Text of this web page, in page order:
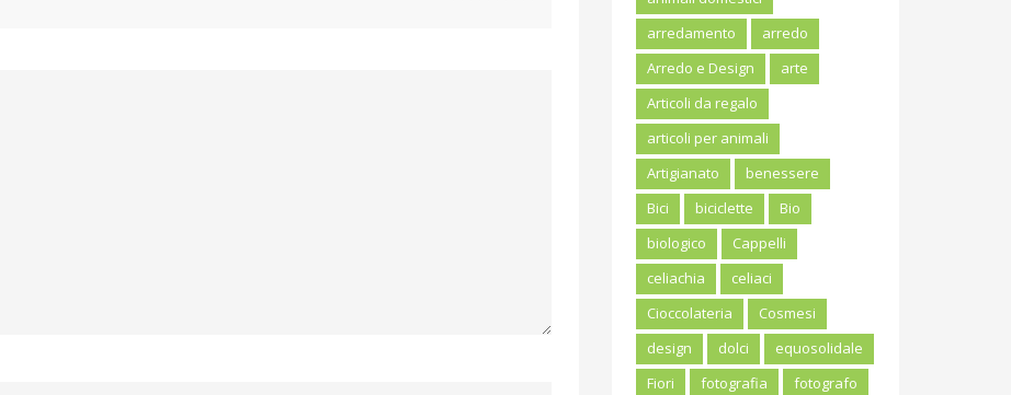
arredamento
arredo
Arredo e Design
arte
Articoli da regalo
articoli per animali
Artigianato
benessere
Bici
biciclette
Bio
biologico
Cappelli
celiachia
celiaci
Cioccolateria
Cosmesi
design
dolci
equosolidale
Fiori
fotografia
fotografo